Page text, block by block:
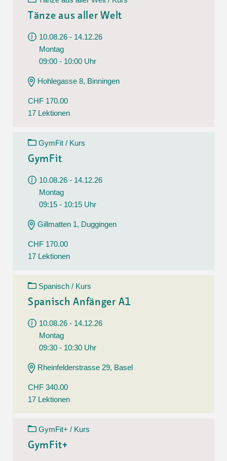
Tänze aus aller Welt
10.08.26 - 14.12.26
Montag
09:00 - 10:00 Uhr
Hohlegasse 8, Binningen
CHF 170.00
17 Lektionen
GymFit / Kurs
GymFit
10.08.26 - 14.12.26
Montag
09:15 - 10:15 Uhr
Gillmatten 1, Duggingen
CHF 170.00
17 Lektionen
Spanisch / Kurs
Spanisch Anfänger A1
10.08.26 - 14.12.26
Montag
09:30 - 10:30 Uhr
Rheinfelderstrasse 29, Basel
CHF 340.00
17 Lektionen
GymFit+ / Kurs
GymFit+